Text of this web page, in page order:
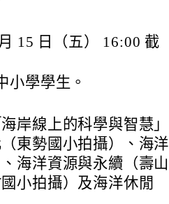
15 日（五） 16:00 截
小學學生。
岸線上的科學與智慧」
東勢國小拍攝）、海洋
海洋資源與永續（壽山
小拍攝）及海洋休閒